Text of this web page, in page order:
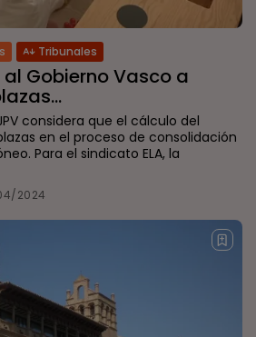
Tribunales
al Gobierno Vasco a
considera que el cálculo del
en el proceso de consolidación
Para el sindicato ELA, la
2024